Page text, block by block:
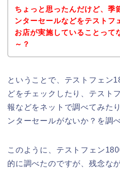
ちょっと思ったんだけど、季
ンターセールなどをテストフ
お店が実施していることって
～？
ということで、テストフェン
どをチェックしたり、テスト
報などをネットで調べてみた
ンターセールがないか？を調
このように、テストフェン
的に調べたのですが、残念な